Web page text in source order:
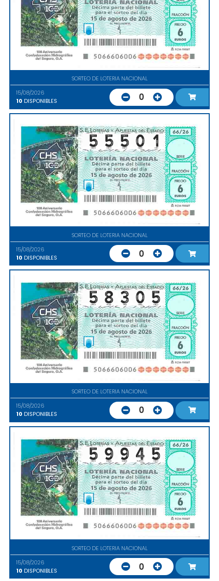
SORTEO DE LOTERIA NACIONAL
15/08/2026
10 DISPONIBLES 0
SORTEO DE LOTERIA NACIONAL
15/08/2026
10 DISPONIBLES 0
SORTEO DE LOTERIA NACIONAL
15/08/2026
10 DISPONIBLES 0
SORTEO DE LOTERIA NACIONAL
15/08/2026
10 DISPONIBLES 0